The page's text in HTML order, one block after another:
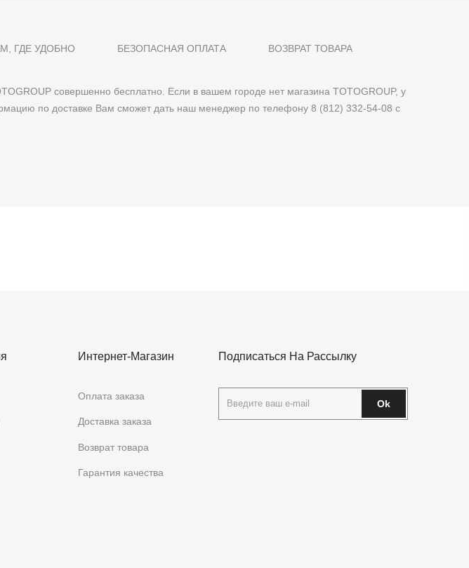
совершенно бесплатно. Если в вашем городе нет магазина TOTOGROUP, у
по доставке Вам сможет дать наш менеджер по телефону 8 (812) 332-54-08 с
ГДЕ УДОБНО БЕЗОПАСНАЯ ОПЛАТА ВОЗВРАТ ТОВАРА
Интернет-Магазин
Оплата заказа
Доставка заказа
Возврат товара
Гарантия качества
Подписаться На Рассылку
Ok